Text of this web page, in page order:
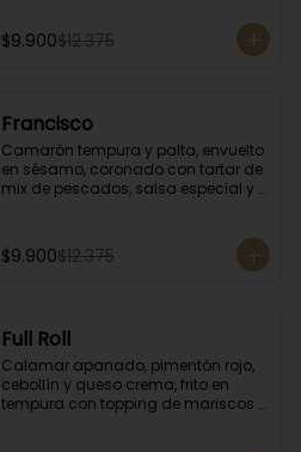
$9.900$12.375
Francisco
Camarón tempura y palta, envuelto
en sésamo, coronado con tartar de
mix de pescados, salsa especial y
$9.900$12.375
Full Roll
Calamar apanado, pimentón rojo,
cebollín y queso crema, frito en
tempura con topping de mariscos